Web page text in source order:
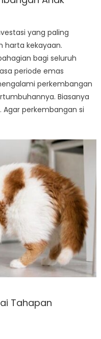
yang paling
harta kekayaan.
bagi seluruh
periode emas
perkembangan
Biasanya
Agar perkembangan si
Tahapan